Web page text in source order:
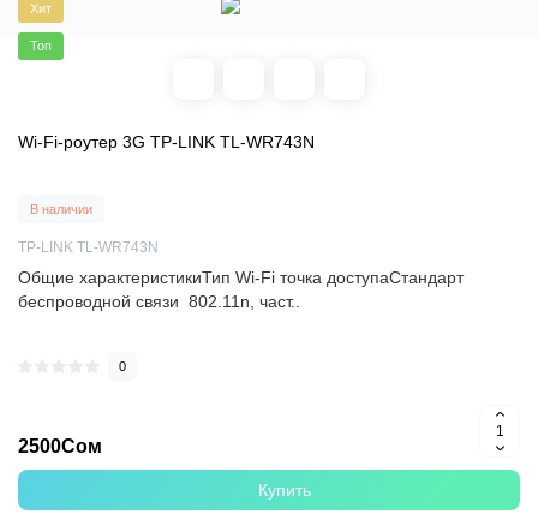
Хит
Топ
Wi-Fi-роутер 3G TP-LINK TL-WR743N
В наличии
TP-LINK TL-WR743N
Общие характеристикиТип Wi-Fi точка доступаСтандарт
беспроводной связи 802.11n, част..
0
2500Сом
Купить